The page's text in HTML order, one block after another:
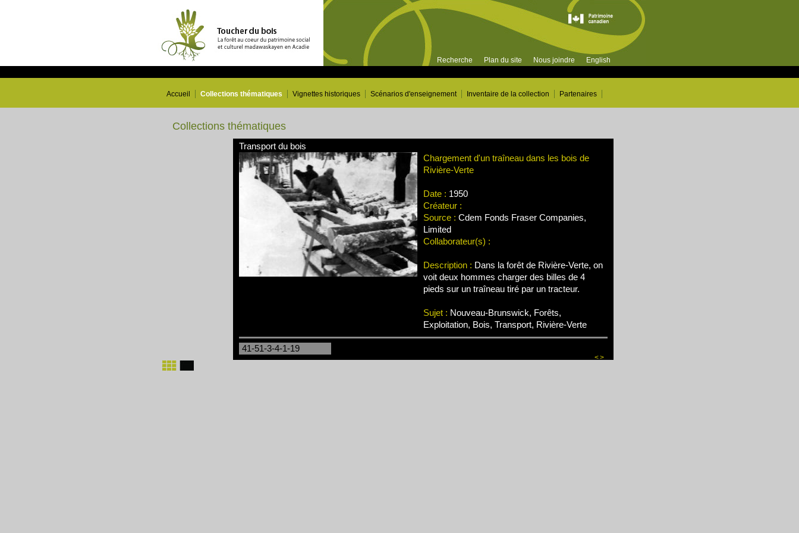
Recherche Plan du site Nous joindre English
Accueil Collections thématiques Vignettes historiques Scénarios d'enseignement Inventaire de la collection Partenaires
Collections thématiques
Transport du bois
Chargement d'un traîneau dans les bois de
Rivière-Verte
Date : 1950
Créateur :
Source : Cdem Fonds Fraser Companies,
Limited
Collaborateur(s) :
Description : Dans la forêt de Rivière-Verte, on
voit deux hommes charger des billes de 4
pieds sur un traîneau tiré par un tracteur.
Sujet : Nouveau-Brunswick, Forêts,
Exploitation, Bois, Transport, Rivière-Verte
41-51-3-4-1-19
<>